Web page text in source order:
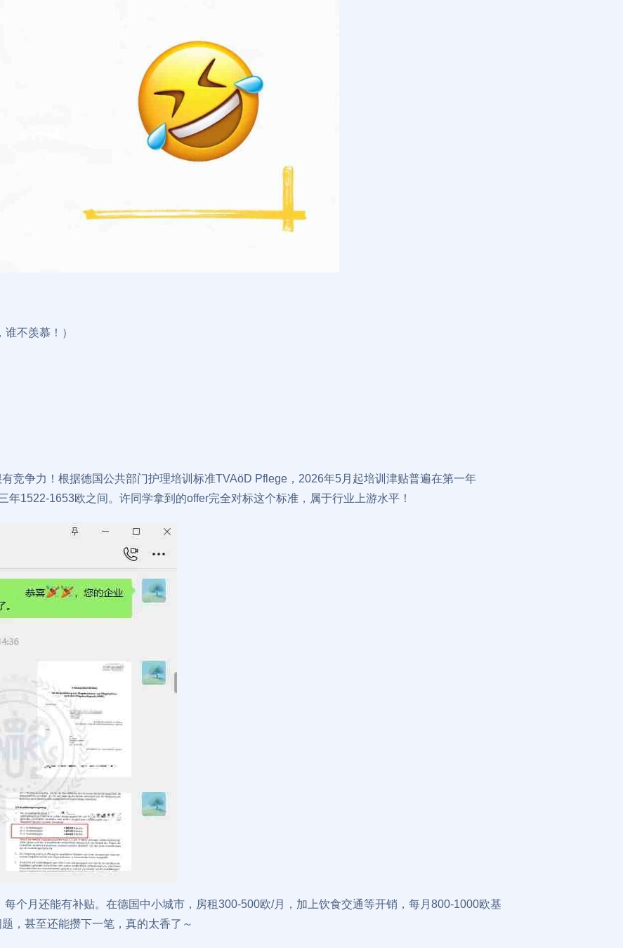
不羡慕！）
竞争力！根据德国公共部门护理培训标准TVAöD Pflege，2026年5月起培训津贴普遍在第一年
年1522-1653欧之间。许同学拿到的offer完全对标这个标准，属于行业上游水平！
个月还能有补贴。在德国中小城市，房租300-500欧/月，加上饮食交通等开销，每月800-1000欧基
，甚至还能攒下一笔，真的太香了～